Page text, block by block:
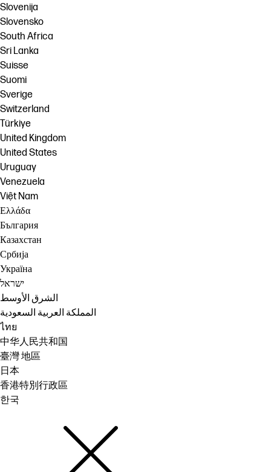
Slovenija
Slovensko
South Africa
Sri Lanka
Suisse
Suomi
Sverige
Switzerland
Türkiye
United Kingdom
United States
Uruguay
Venezuela
Việt Nam
Ελλάδα
България
Казахстан
Србија
Україна
ישראל
الشرق الأوسط
المملكة العربية السعودية
ไทย
中华人民共和国
臺灣 地區
日本
香港特別行政區
한국